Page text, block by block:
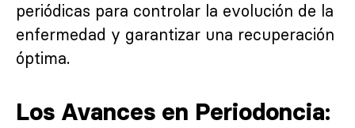
periódicas para controlar la evolución de la
enfermedad y garantizar una recuperación
óptima.
Los Avances en Periodoncia: